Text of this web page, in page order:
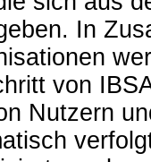
In
von
Nutzern